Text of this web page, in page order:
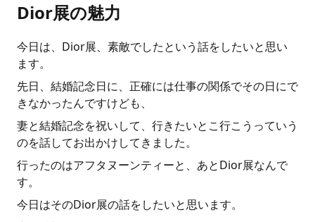
Dior展の魅力
今日は、Dior展、素敵でしたという話をしたいと思い
ます。
先日、結婚記念日に、正確には仕事の関係でその日にで
きなかったんですけども、
妻と結婚記念を祝いして、行きたいとこ行こうっていう
のを話してお出かけしてきました。
行ったのはアフタヌーンティーと、あとDior展なんで
す。
今日はそのDior展の話をしたいと思います。